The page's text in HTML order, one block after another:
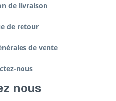
de livraison
de retour
de vente
nous
nous